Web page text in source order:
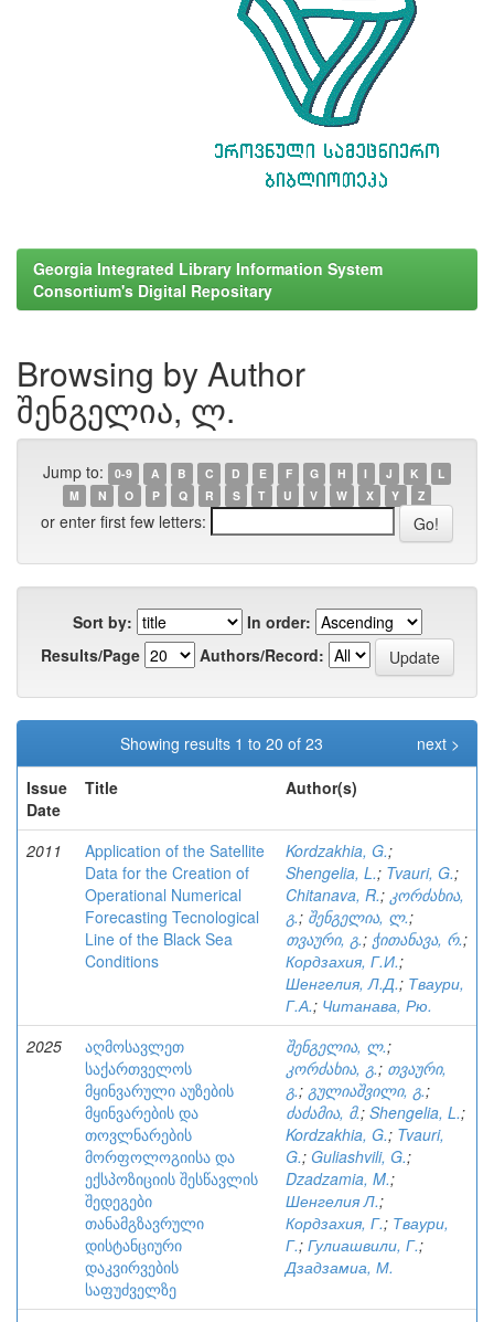
Georgia Integrated Library Information System
Consortium's Digital Repositary
Browsing by Author
შენგელია, ლ.
Jump to: 0-9 A B C D E F G H I J K
L
M
N O P Q R S T U V W X Y Z
or enter first few letters:
Sort by:
In order:
Results/Page
Authors/Record:
Showing results 1 to 20 of 23
next >
Issue
Date
Title Author(s)
2011
Application of the Satellite
Data for the Creation of
Operational Numerical
Forecasting Tecnological
Line of the Black Sea
Conditions
Kordzakhia, G.;
Shengelia, L.; Tvauri, G.;
Chitanava, R.; კორძახია,
გ.; შენგელია, ლ.;
თვაური, გ.; ჭითანავა, რ.;
Кордзахия, Г.И.;
Шенгелия, Л.Д.; Тваури,
Г.А.; Читанава, Рю.
2025
აღმოსავლეთ
საქართველოს
მყინვარული აუზების
მყინვარების და
თოვლნარების
მორფოლოგიისა და
ექსპოზიციის შესწავლის
შედეგები
თანამგზავრული
დისტანციური
დაკვირვების
საფუძველზე
შენგელია, ლ.;
კორძახია, გ.; თვაური,
გ.; გულიაშვილი, გ.;
ძაძამია, მ.; Shengelia, L.;
Kordzakhia, G.; Tvauri,
G.; Guliashvili, G.;
Dzadzamia, M.;
Шенгелия Л.;
Кордзахия, Г.; Тваури,
Г.; Гулиашвили, Г.;
Дзадзамиа, М.